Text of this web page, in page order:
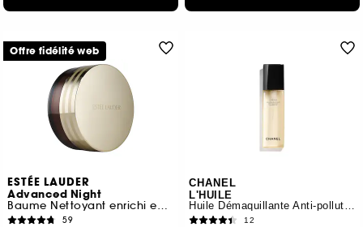
ESTÉE LAUDER
Advanced Night
Baume Nettoyant enrichi en Huiles Végétales Nourrissantes
59
Offre fidélité web
CHANEL
L'HUILE
Huile Démaquillante Anti-pollution
12